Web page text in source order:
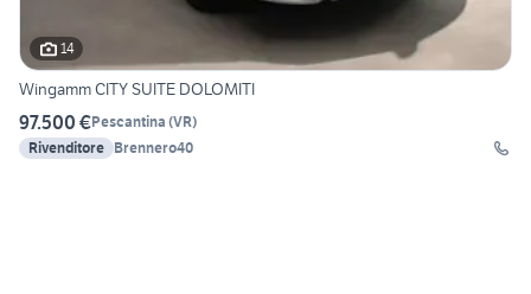
14
Wingamm CITY SUITE DOLOMITI
97.500 €Pescantina (VR)
Rivenditore Brennero40